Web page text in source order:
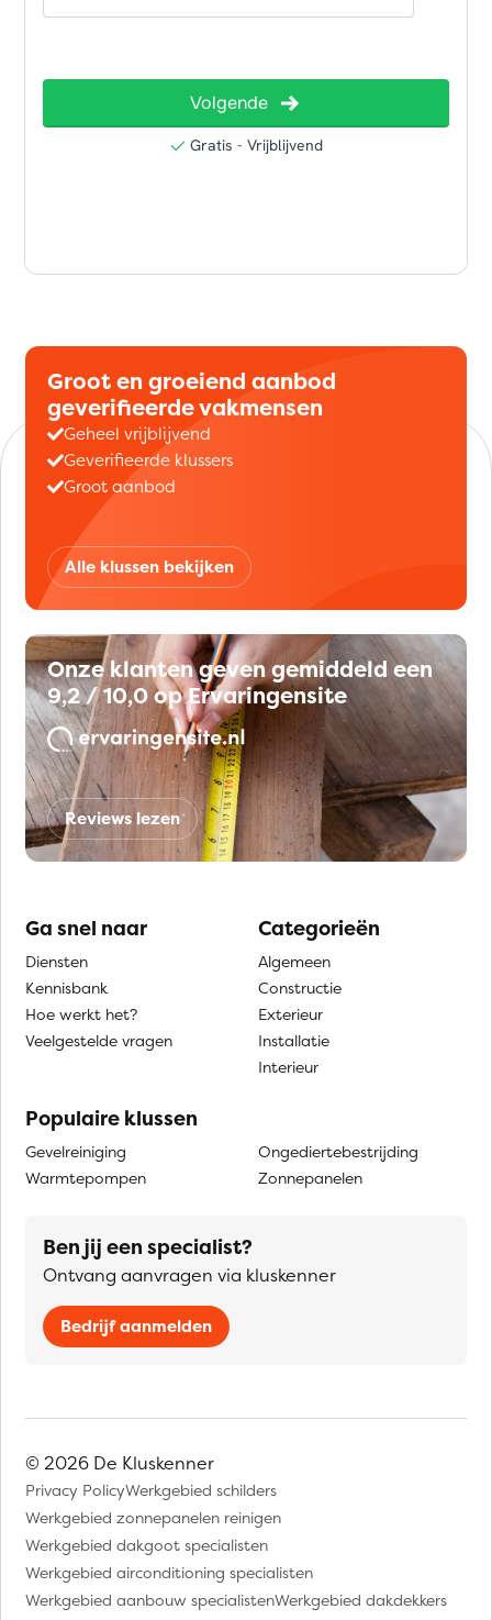
Groot en groeiend aanbod
geverifieerde vakmensen
Geheel vrijblijvend
Geverifieerde klussers
Groot aanbod
Alle klussen bekijken
Onze klanten geven gemiddeld een
9,2 / 10,0 op Ervaringensite
Reviews lezen
Ga snel naar
Diensten
Kennisbank
Hoe werkt het?
Veelgestelde vragen
Categorieën
Algemeen
Constructie
Exterieur
Installatie
Interieur
Populaire klussen
Gevelreiniging
Warmtepompen
Ongediertebestrijding
Zonnepanelen
Ben jij een specialist?
Ontvang aanvragen via kluskenner
Bedrijf aanmelden
© 2026 De Kluskenner
Privacy PolicyWerkgebied schilders
Werkgebied zonnepanelen reinigen
Werkgebied dakgoot specialisten
Werkgebied airconditioning specialisten
Werkgebied aanbouw specialistenWerkgebied dakdekkers